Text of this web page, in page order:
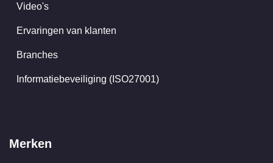
Video's
Ervaringen van klanten
Branches
Informatiebeveiliging (ISO27001)
Merken